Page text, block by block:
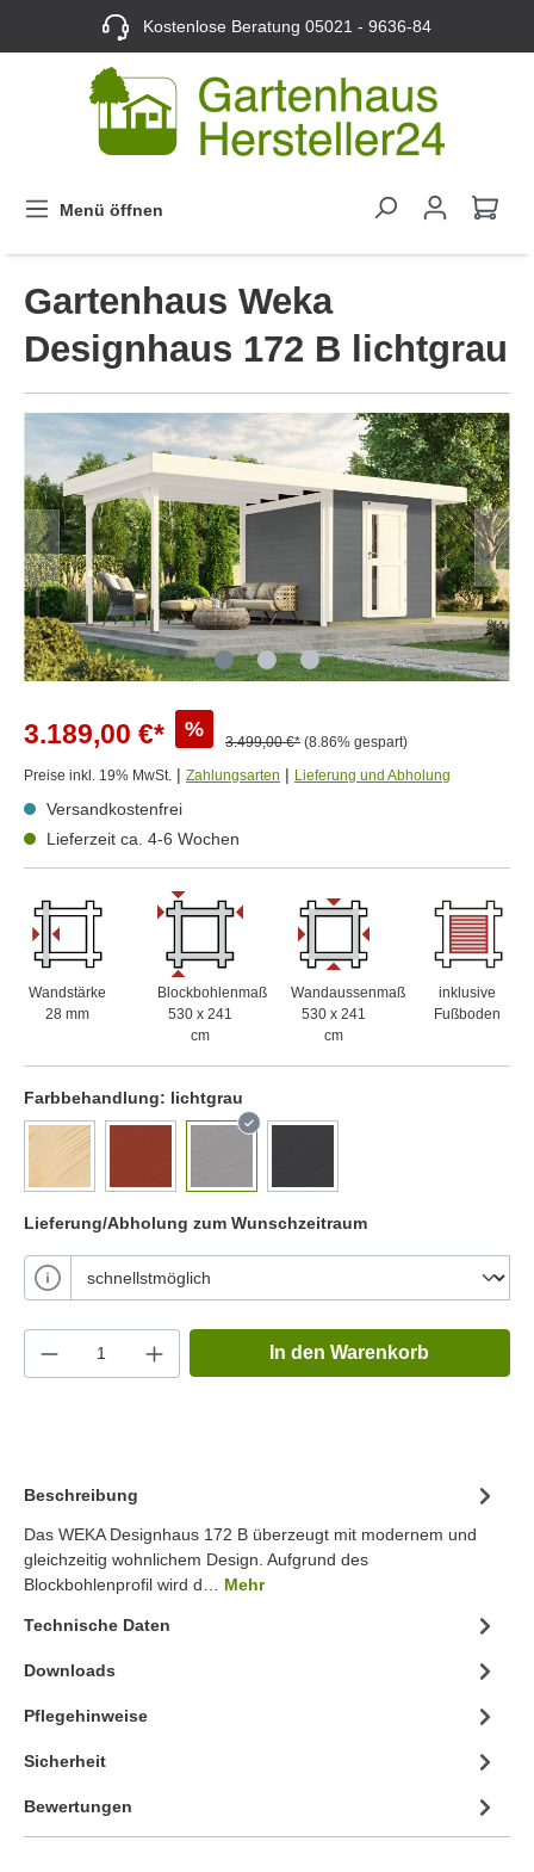
Kostenlose Beratung05021 - 9636-84
Menü öffnen
Gartenhaus Weka
Designhaus 172 B lichtgrau
3.189,00 €* %
3.499,00 €* (8.86% gespart)
Preise inkl. 19% MwSt. | Zahlungsarten | Lieferung und Abholung
Versandkostenfrei
Lieferzeit ca. 4-6 Wochen
Wandstärke
28 mm
Blockbohlenmaß
530 x 241
cm
Wandaussenmaß
530 x 241
cm
inklusive
Fußboden
Farbbehandlung: lichtgrau
Lieferung/Abholung zum Wunschzeitraum
In den Warenkorb
Beschreibung
Das WEKA Designhaus 172 B überzeugt mit modernem und
gleichzeitig wohnlichem Design. Aufgrund des
Blockbohlenprofil wird d… Mehr
Technische Daten
Downloads
Pflegehinweise
Sicherheit
Bewertungen